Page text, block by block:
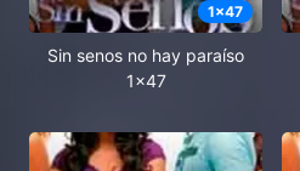
1x47
Sin senos no hay paraíso
1x47